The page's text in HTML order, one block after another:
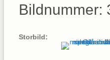
Bildnummer:
Storbild: